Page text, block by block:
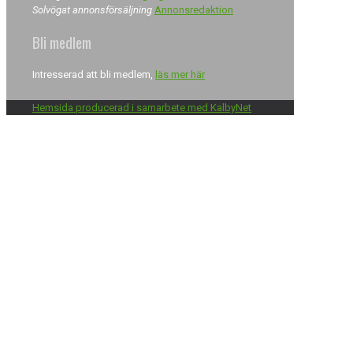
Solvögat annonsförsäljning Annonsredaktion
Bli medlem
Intresserad att bli medlem, läs mer här
Hemsida producerad i samarbete med KalbyNet